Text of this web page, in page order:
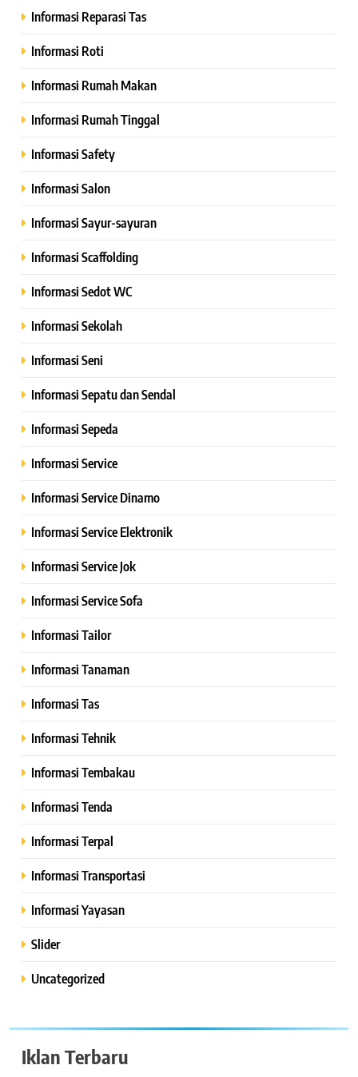
Informasi Reparasi Tas
Informasi Roti
Informasi Rumah Makan
Informasi Rumah Tinggal
Informasi Safety
Informasi Salon
Informasi Sayur-sayuran
Informasi Scaffolding
Informasi Sedot WC
Informasi Sekolah
Informasi Seni
Informasi Sepatu dan Sendal
Informasi Sepeda
Informasi Service
Informasi Service Dinamo
Informasi Service Elektronik
Informasi Service Jok
Informasi Service Sofa
Informasi Tailor
Informasi Tanaman
Informasi Tas
Informasi Tehnik
Informasi Tembakau
Informasi Tenda
Informasi Terpal
Informasi Transportasi
Informasi Yayasan
Slider
Uncategorized
Iklan Terbaru